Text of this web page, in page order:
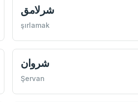
شرلامق
şırlamak
شروان
Şervan